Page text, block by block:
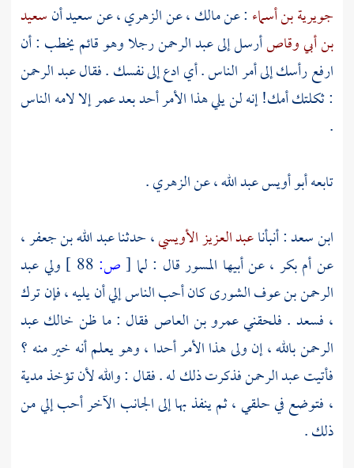
جويرية بن أسماء : عنمالك، ‌عنالزهري، عنسعيدأنسعيد
بن أبي وقاصأرسل إلىعبد الرحمنرجلا وهو قائم يخطب : أن
ارفع رأسك إلى أمر الناس . أي ادع إلى نفسك . فقالعبد الرحمن
: ثكلتك أمك! إنه لن يلي هذا الأمر أحد بعدعمرإلا لامه الناس
.
تابعهأبو أويس عبد الله، عنالزهري.
ابن سعد: أنبأناعبد العزيز الأويسي، حدثناعبد الله بن جعفر،
عنأم بكر ، عن أبيها المسورقال : لما [ص: وليعبد
الرحمن بن عوفالشورى كان أحب الناس إلي أن يليه ، فإن ترك
، فسعد . فلحقنيعمرو بن العاص فقال : ما ظن خالكعبد
الرحمنبالله ، إن ولى هذا الأمر أحدا ، وهو يعلم أنه خير منه ؟
فأتيتعبد الرحمنفذكرت ذلك له . فقال : والله لأن تؤخذ مدية
، فتوضع في حلقي ، ثم ينفذ بها إلى الجانب الآخر أحب إلي من
ذلك .